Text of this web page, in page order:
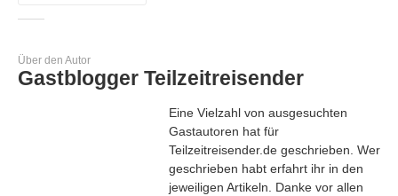
Über den Autor
Gastblogger Teilzeitreisender
Eine Vielzahl von ausgesuchten
Gastautoren hat für
Teilzeitreisender.de geschrieben. Wer
geschrieben habt erfahrt ihr in den
jeweiligen Artikeln. Danke vor allen